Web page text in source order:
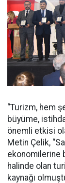
“Turizm, hem
büyüme,
önemli etkisi
Metin Çelik,
ekonomilerine
halinde olan
kaynağı